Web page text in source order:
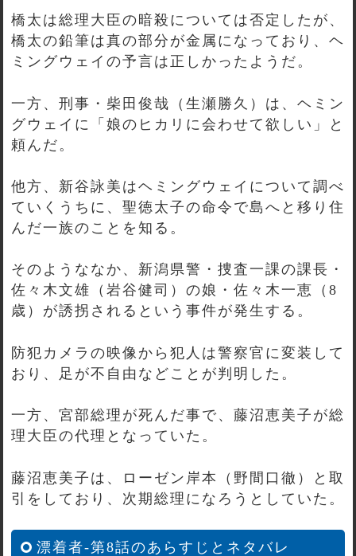
橋太は総理大臣の暗殺については否定したが、
橋太の鉛筆は真の部分が金属になっており、ヘ
ミングウェイの予言は正しかったようだ。
一方、刑事・柴田俊哉（生瀬勝久）は、ヘミン
グウェイに「娘のヒカリに会わせて欲しい」と
頼んだ。
他方、新谷詠美はヘミングウェイについて調べ
ていくうちに、聖徳太子の命令で島へと移り住
んだ一族のことを知る。
そのようななか、新潟県警・捜査一課の課長・
佐々木文雄（岩谷健司）の娘・佐々木一恵（8
歳）が誘拐されるという事件が発生する。
防犯カメラの映像から犯人は警察官に変装して
おり、足が不自由などことが判明した。
一方、宮部総理が死んだ事で、藤沼恵美子が総
理大臣の代理となっていた。
藤沼恵美子は、ローゼン岸本（野間口徹）と取
引をしており、次期総理になろうとしていた。
漂着者-第8話のあらすじとネタバレ